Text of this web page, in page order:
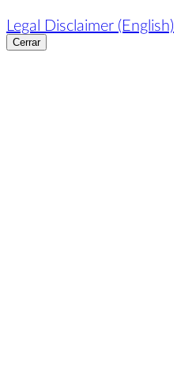
Legal Disclaimer (English)
Cerrar